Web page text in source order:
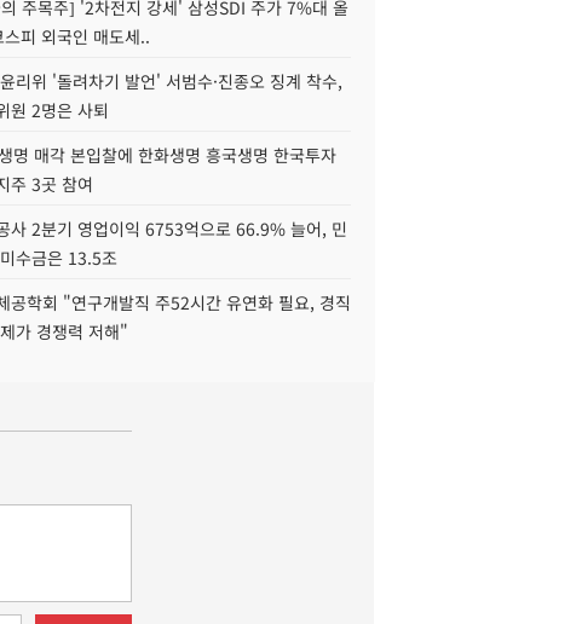
주목주] '2차전지 강세' 삼성SDI 주가 7%대 올
스피 외국인 매도세..
리위 '돌려차기 발언' 서범수·진종오 징계 착수,
원 2명은 사퇴
명 매각 본입찰에 한화생명 흥국생명 한국투자
주 3곳 참여
사 2분기 영업이익 6753억으로 66.9% 늘어, 민
수금은 13.5조
공학회 "연구개발직 주52시간 유연화 필요, 경직
가 경쟁력 저해"